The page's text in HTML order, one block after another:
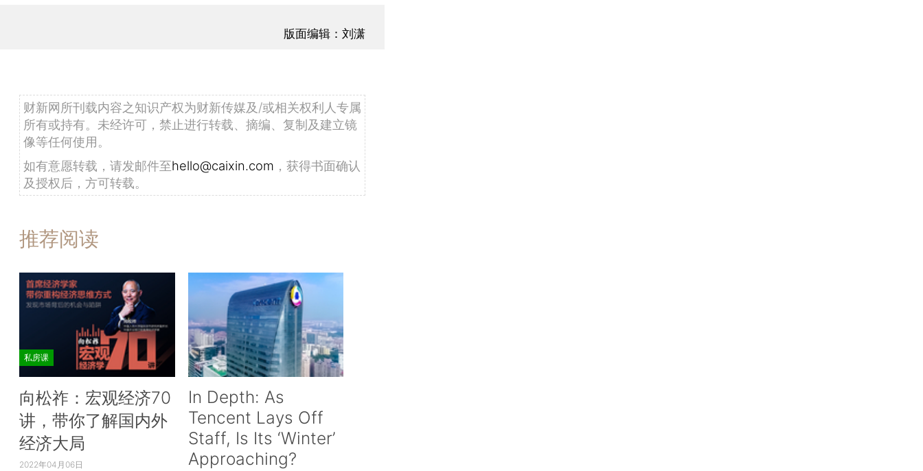
版面编辑：刘潇
财新网所刊载内容之知识产权为财新传媒及/或相关权利人专属
所有或持有。未经许可，禁止进行转载、摘编、复制及建立镜
像等任何使用。
如有意愿转载，请发邮件至hello@caixin.com ，获得书面确认
及授权后，方可转载。
推荐阅读
私房课
向松祚：宏观经济70
讲，带你了解国内外
经济大局
2022年04月06日
In Depth: As
Tencent Lays Off
Staff, Is Its ‘Winter’
Approaching?